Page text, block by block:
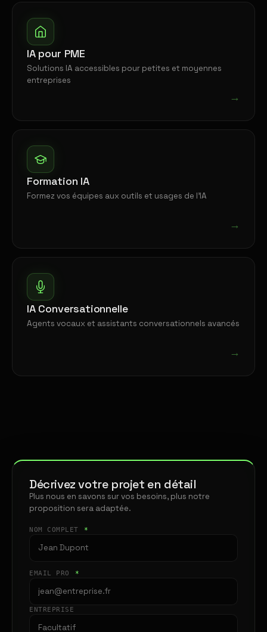
IA pour PME
Solutions IA accessibles pour petites et moyennes
entreprises
→
Formation IA
Formez vos équipes aux outils et usages de l'IA
→
IA Conversationnelle
Agents vocaux et assistants conversationnels avancés
→
Décrivez votre projet en détail
Plus nous en savons sur vos besoins, plus notre
proposition sera adaptée.
NOM COMPLET *
EMAIL PRO *
ENTREPRISE